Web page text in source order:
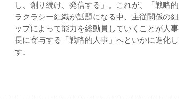
し、創り続け、発信する」。これが、「戦略
ラクラシー組織が話題になる中、主従関係の
ップによって能力を総動員していくことが人
長に寄与する「戦略的人事」へといかに進化
す。